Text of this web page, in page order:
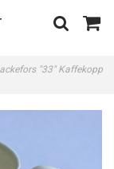
"33" Kaffekopp